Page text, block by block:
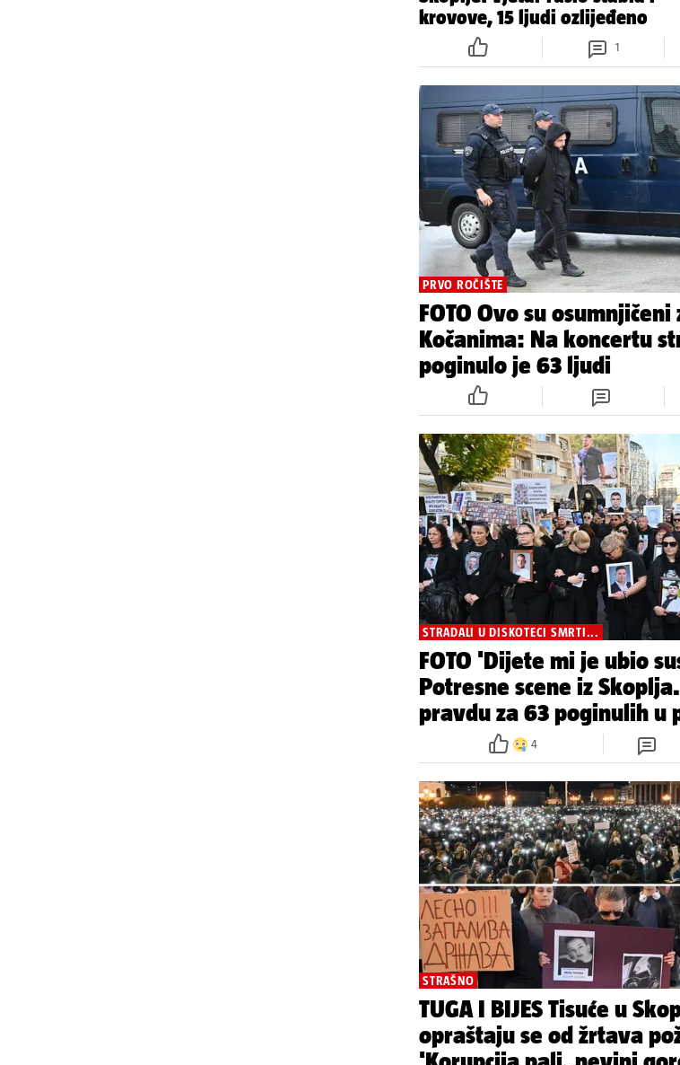
krovove, 15 ljudi ozlijeđeno
1
PRVO ROČIŠTE
FOTO Ovo su osumnjičeni
Kočanima: Na koncertu
poginulo je 63 ljudi
STRADALI U DISKOTECI SMRTI...
FOTO 'Dijete mi je ubio
Potresne scene iz
pravdu za 63 poginulih u
4
STRAŠNO
TUGA I BIJES Tisuće u
opraštaju se od žrtava